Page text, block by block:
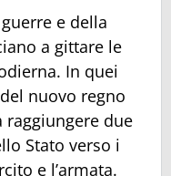
e della
a gittare le
In quei
nuovo regno
raggiungere due
Stato verso i
e l’armata.